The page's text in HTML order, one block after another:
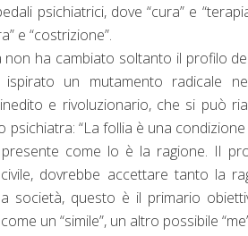
psichiatrici, dove “cura” e
e “costrizione”.
non ha cambiato soltanto il profilo
un mutamento radicale
e rivoluzionario, che si può
psichiatra: “La follia è una
come lo è la ragione. Il
dovrebbe accettare tanto la
società, questo è il primario
un “simile”, un altro possibile